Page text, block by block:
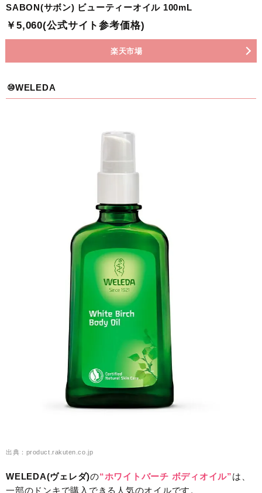
SABON(サボン) ビューティーオイル 100mL
￥5,060(公式サイト参考価格)
楽天市場
⑩WELEDA
出典：product.rakuten.co.jp
WELEDA(ヴェレダ)の“ホワイトバーチ ボディオイル”は、
一部のドンキで購入できる人気のオイルです。